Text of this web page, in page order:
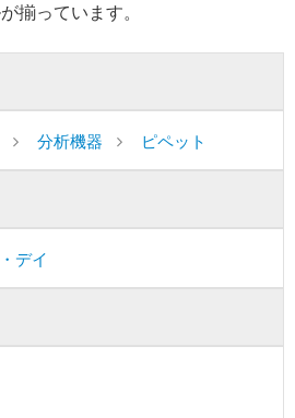
揃っています。
分析機器 ピペット
デイ